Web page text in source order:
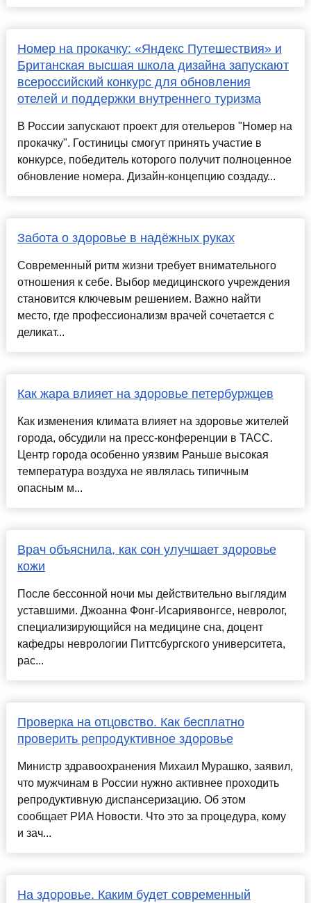
Номер на прокачку: «Яндекс Путешествия» и
Британская высшая школа дизайна запускают
всероссийский конкурс для обновления
отелей и поддержки внутреннего туризма
В России запускают проект для отельеров "Номер на
прокачку". Гостиницы смогут принять участие в
конкурсе, победитель которого получит полноценное
обновление номера. Дизайн-концепцию создаду...
Забота о здоровье в надёжных руках
Современный ритм жизни требует внимательного
отношения к себе. Выбор медицинского учреждения
становится ключевым решением. Важно найти
место, где профессионализм врачей сочетается с
деликат...
Как жара влияет на здоровье петербуржцев
Как изменения климата влияет на здоровье жителей
города, обсудили на пресс-конференции в ТАСС.
Центр города особенно уязвим Раньше высокая
температура воздуха не являлась типичным
опасным м...
Врач объяснила, как сон улучшает здоровье
кожи
После бессонной ночи мы действительно выглядим
уставшими. Джоанна Фонг-Исариявонгсе, невролог,
специализирующийся на медицине сна, доцент
кафедры неврологии Питтсбургского университета,
рас...
Проверка на отцовство. Как бесплатно
проверить репродуктивное здоровье
Министр здравоохранения Михаил Мурашко, заявил,
что мужчинам в России нужно активнее проходить
репродуктивную диспансеризацию. Об этом
сообщает РИА Новости. Что это за процедура, кому
и зач...
На здоровье. Каким будет современный